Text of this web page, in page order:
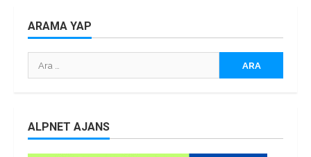
ARAMA YAP
Arama:
ALPNET AJANS